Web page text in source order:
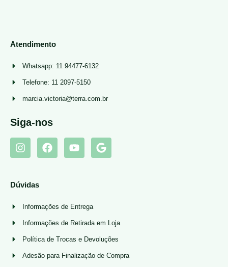
Atendimento
Whatsapp: 11 94477-6132
Telefone: 11 2097-5150
marcia.victoria@terra.com.br
Siga-nos
Dúvidas
Informações de Entrega
Informações de Retirada em Loja
Política de Trocas e Devoluções
Adesão para Finalização de Compra